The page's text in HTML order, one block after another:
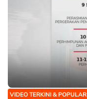
VIDEO TERKINI & POPULAR